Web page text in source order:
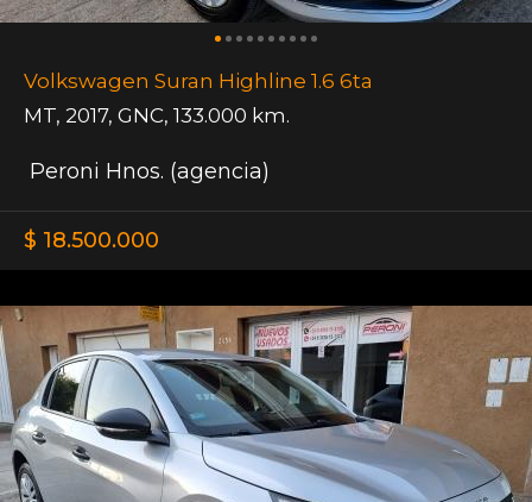
Volkswagen Suran Highline 1.6 6ta
MT, 2017, GNC, 133.000 km.
Peroni Hnos. (agencia)
$ 18.500.000